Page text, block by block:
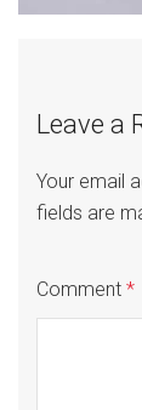
Leave a
Your email
fields are
Comment *